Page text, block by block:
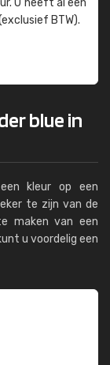
U heeft al een
BTW).
blue in
kleur op een
te zijn van de
maken van een
u voordelig een